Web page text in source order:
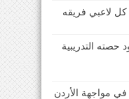
لاعبي فريقه
حصته التدريبية
في مواجهة الأردن